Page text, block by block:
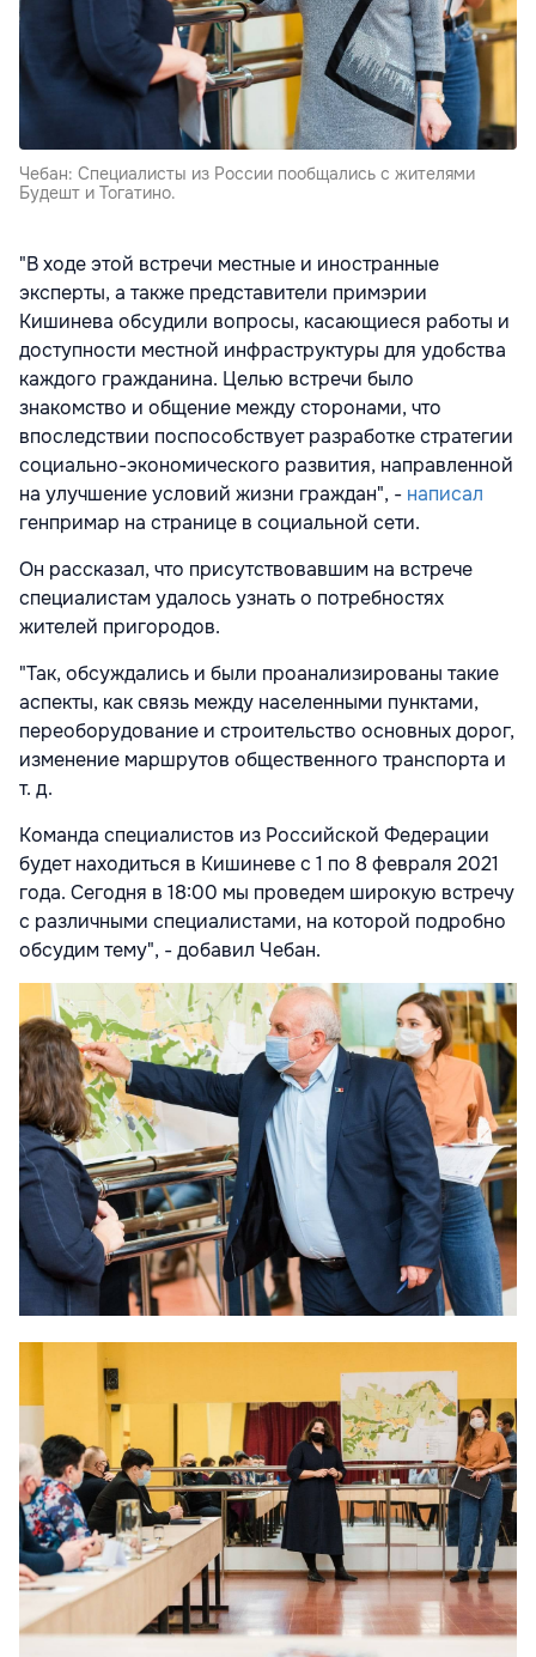
Чебан: Специалисты из России пообщались с жителями
Будешт и Тогатино.
"В ходе этой встречи местные и иностранные
эксперты, а также представители примэрии
Кишинева обсудили вопросы, касающиеся работы и
доступности местной инфраструктуры для удобства
каждого гражданина. Целью встречи было
знакомство и общение между сторонами, что
впоследствии поспособствует разработке стратегии
социально-экономического развития, направленной
на улучшение условий жизни граждан", - написал
генпримар на странице в социальной сети.
Он рассказал, что присутствовавшим на встрече
специалистам удалось узнать о потребностях
жителей пригородов.
"Так, обсуждались и были проанализированы такие
аспекты, как связь между населенными пунктами,
переоборудование и строительство основных дорог,
изменение маршрутов общественного транспорта и
т. д.
Команда специалистов из Российской Федерации
будет находиться в Кишиневе с 1 по 8 февраля 2021
года. Сегодня в 18:00 мы проведем широкую встречу
с различными специалистами, на которой подробно
обсудим тему", - добавил Чебан.